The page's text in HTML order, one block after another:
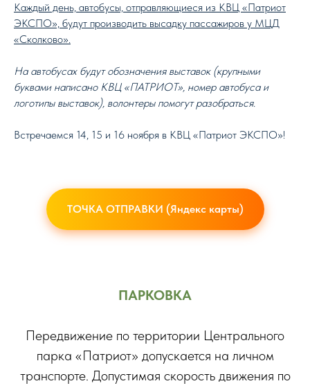
Каждый день, автобусы, отправляющиеся из КВЦ «Патриот
ЭКСПО», будут производить высадку пассажиров у МЦД
«Сколково».
На автобусах будут обозначения выставок (крупными
буквами написано КВЦ «ПАТРИОТ», номер автобуса и
логотипы выставок), волонтеры помогут разобраться.
Встречаемся 14, 15 и 16 ноября в КВЦ «Патриот ЭКСПО»!
ТОЧКА ОТПРАВКИ (Яндекс карты)
ПАРКОВКА
Передвижение по территории Центрального
парка «Патриот» допускается на личном
транспорте. Допустимая скорость движения по